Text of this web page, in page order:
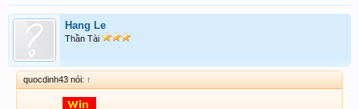
Hang Le
Thần Tài
quocdinh43 nói: ↑